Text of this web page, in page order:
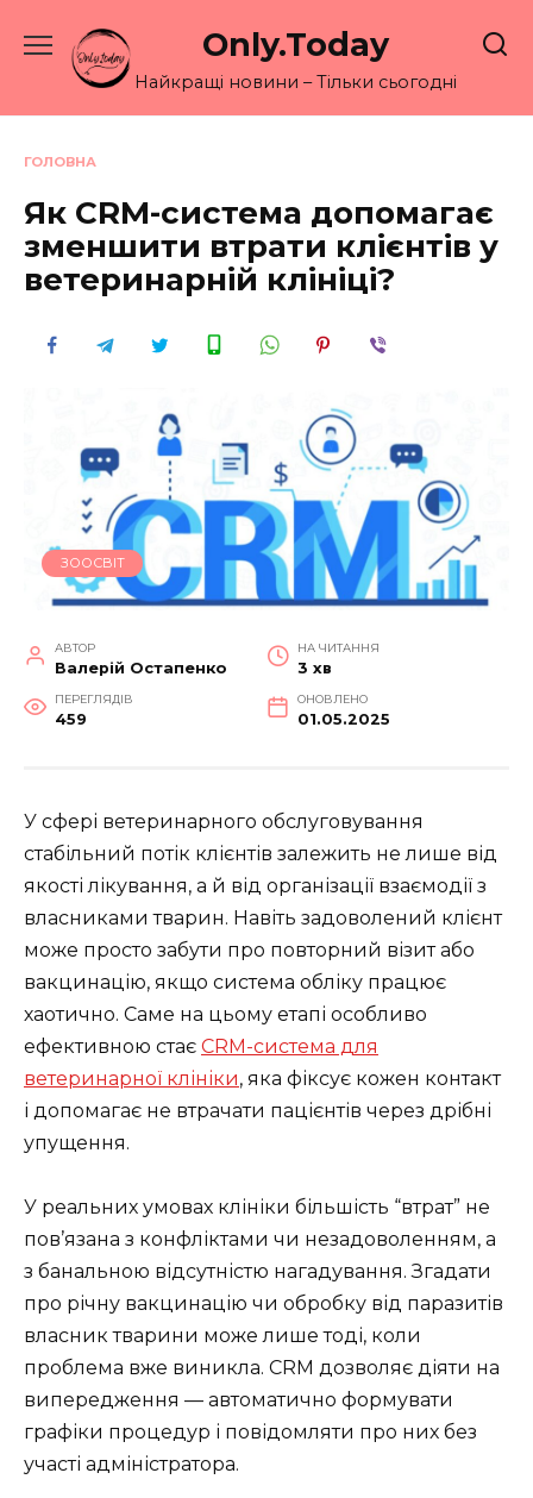
до
Only.Today
Найкращі новини – Тільки сьогодні
ГОЛОВНА
Як CRM-система допомагає
зменшити втрати клієнтів у
ветеринарній клініці?
ЗООСВІТ
АВТОР
Валерій Остапенко
НА ЧИТАННЯ
3 хв
ПЕРЕГЛЯДІВ
459
ОНОВЛЕНО
01.05.2025
У сфері ветеринарного обслуговування
стабільний потік клієнтів залежить не лише від
якості лікування, а й від організації взаємодії з
власниками тварин. Навіть задоволений клієнт
може просто забути про повторний візит або
вакцинацію, якщо система обліку працює
хаотично. Саме на цьому етапі особливо
ефективною стає CRM-система для
ветеринарної клініки, яка фіксує кожен контакт
і допомагає не втрачати пацієнтів через дрібні
упущення.
У реальних умовах клініки більшість “втрат” не
пов’язана з конфліктами чи незадоволенням, а
з банальною відсутністю нагадування. Згадати
про річну вакцинацію чи обробку від паразитів
власник тварини може лише тоді, коли
проблема вже виникла. CRM дозволяє діяти на
випередження — автоматично формувати
графіки процедур і повідомляти про них без
участі адміністратора.